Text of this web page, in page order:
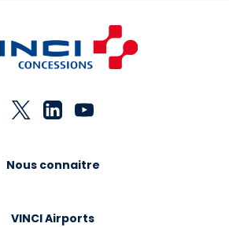
Nous connaitre
VINCI Airports